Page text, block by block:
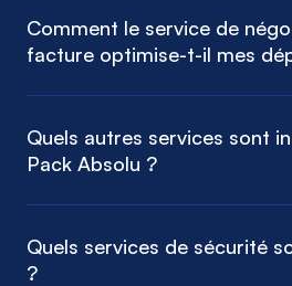
Comment le service de
facture optimise-t-il mes
Quels autres services sont
Pack Absolu ?
Quels services de sécurité
?